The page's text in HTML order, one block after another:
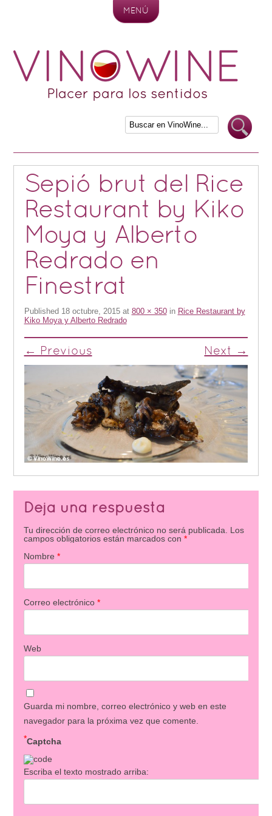
MENÚ
Sepió brut del Rice
Restaurant by Kiko
Moya y Alberto
Redrado en
Finestrat
Published 18 octubre, 2015at 800 × 350in Rice Restaurant by
Kiko Moya y Alberto Redrado
← Previous Next →
Deja una respuesta
Tu dirección de correo electrónico no será publicada.
Los
campos obligatorios están marcados con *
Nombre *
Correo electrónico *
Web
Guarda mi nombre, correo electrónico y web en este
navegador para la próxima vez que comente.
Captcha
*
Escriba el texto mostrado arriba: